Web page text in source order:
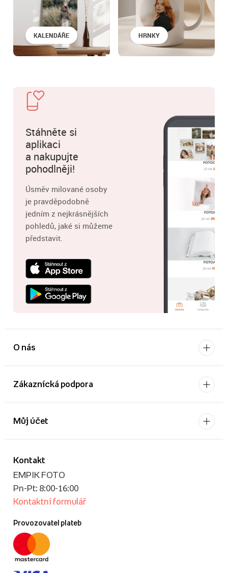
KALENDÁŘE HRNKY
Stáhněte si
aplikaci
a nakupujte
pohodlněji!
Úsměv milované osoby
je pravděpodobně
jedním z nejkrásnějších
pohledů, jaké si můžeme
představit.
O nás
Zákaznícká podpora
Kontakt
EMPIK FOTO
Pn-Pt: 8:00-16:00
Kontaktní formulář
Provozovatel plateb
Můj účet